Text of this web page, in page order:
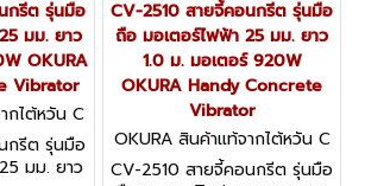
กรีต รุ่นมือ
มม. ยาว
OKURA
Vibrator
กไต้หวัน C
กรีต รุ่นมือ
มม. ยาว
CV-2510 สายจี้คอนกรีต รุ่นมือ
ถือ มอเตอร์ไฟฟ้า 25 มม. ยาว
1.0 ม. มอเตอร์ 920W
OKURA Handy Concrete
Vibrator
OKURA สินค้าแท้จากไต้หวัน C
V-2510
CV-2510 สายจี้คอนกรีต รุ่นมือ